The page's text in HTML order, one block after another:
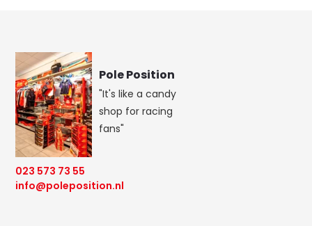
Pole Position
"It's like a candy
shop for racing
fans"
023 573 73 55
info@poleposition.nl